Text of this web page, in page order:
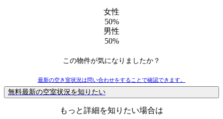
女性
50%
男性
50%
この物件が気になりましたか？
最新の空き室状況は問い合わせをすることで確認できます。
無料最新の空室状況を知りたい
もっと詳細を知りたい場合は